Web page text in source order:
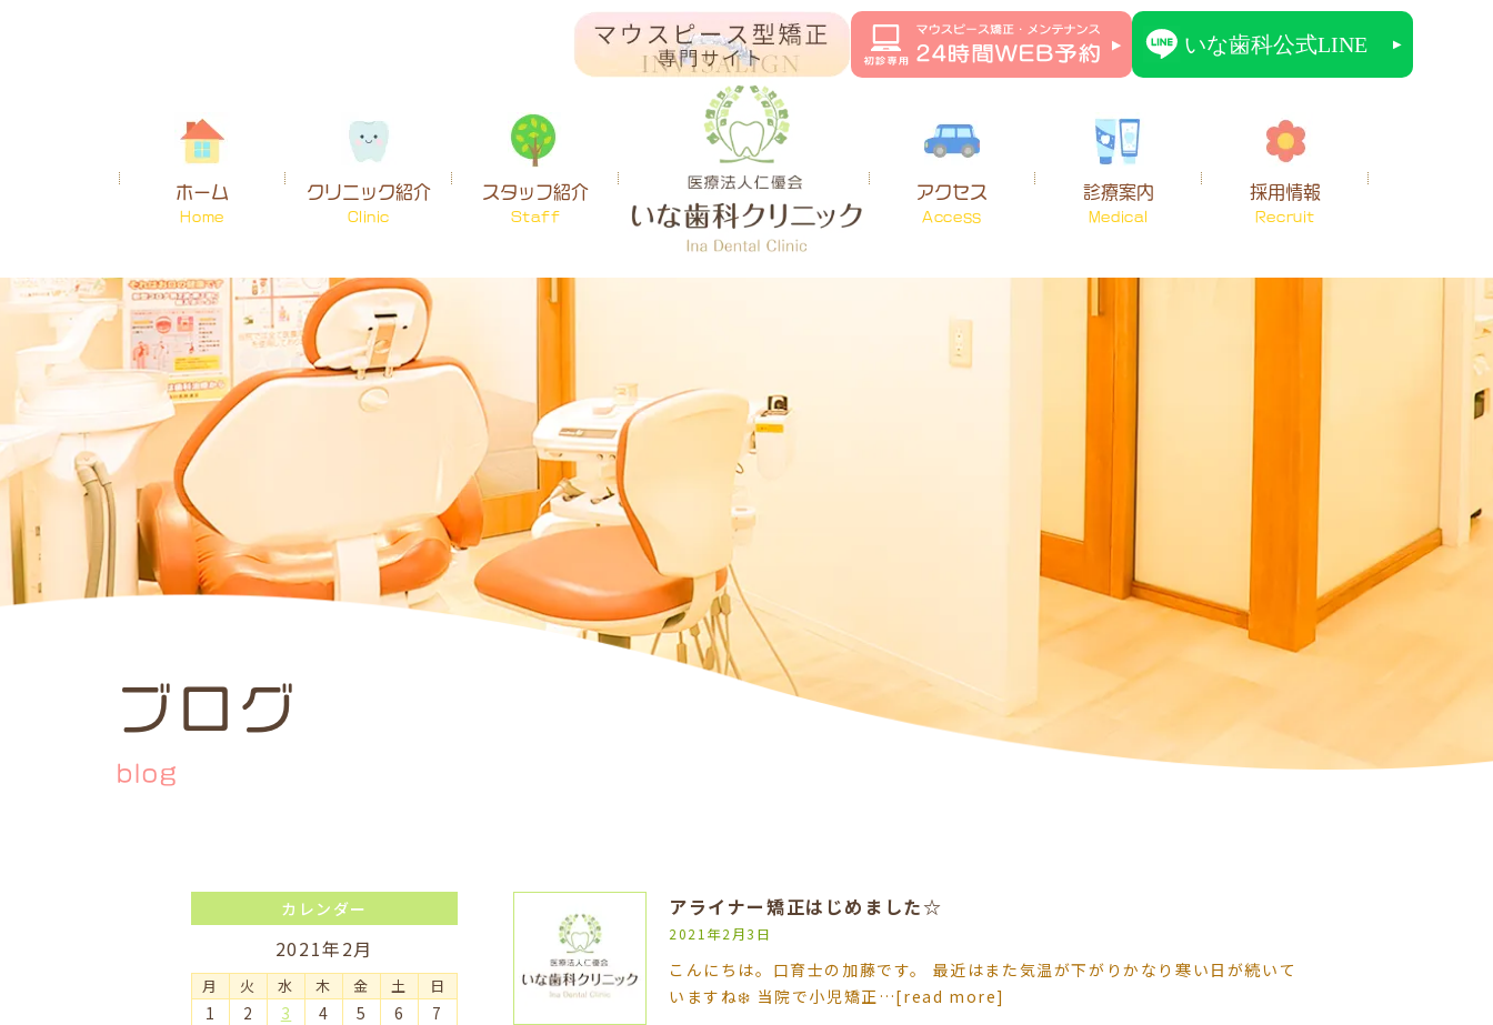
ホーム
Home
クリニック紹介
Clinic
スタッフ紹介
Staff
アクセス
Access
診療案内
Medical
採用情報
Recruit
ブログ
blog
アライナー矯正はじめました☆
2021年2月3日
こんにちは。口育士の加藤です。 最近はまた気温が下がりかなり寒い日が続いて
いますね❄️ 当院で小児矯正…[read more]
カレンダー
2021年2月
月 火 水 木 金 土 日
1 2 3 4 5 6
7